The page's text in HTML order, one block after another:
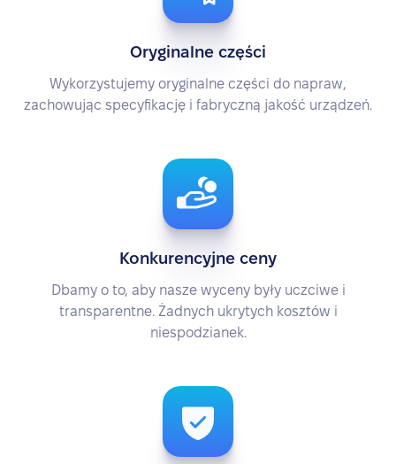
Oryginalne części
Wykorzystujemy oryginalne części do napraw,
zachowując specyfikację i fabryczną jakość urządzeń.
Konkurencyjne ceny
Dbamy o to, aby nasze wyceny były uczciwe i
transparentne. Żadnych ukrytych kosztów i
niespodzianek.